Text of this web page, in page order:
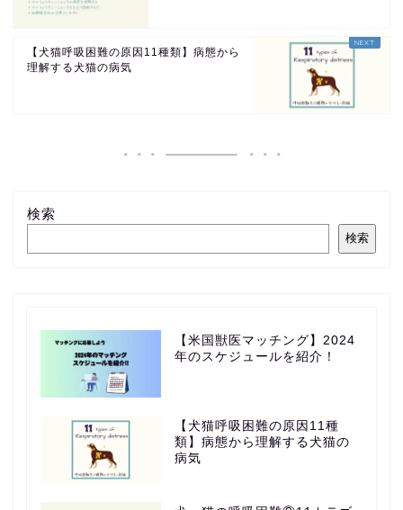
【犬猫呼吸困難の原因11種類】病態から
理解する犬猫の病気
検索
検索
【米国獣医マッチング】2024
年のスケジュールを紹介！
【犬猫呼吸困難の原因11種
類】病態から理解する犬猫の
病気